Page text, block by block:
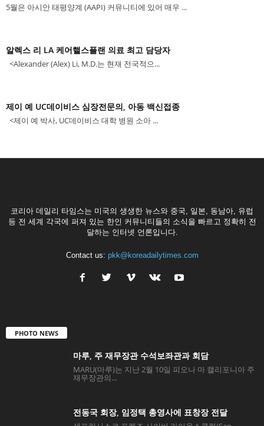
5월은 아시안 태평양계 (AAPI) 커뮤니티에 있어 매우 ...
알렉스 리 LA 케어핼스플랜 의료 최고 담당자
<Alexander (Alex) Li, M.D.는 현재 전국적으...
제이 예 UC데이비스 심장전문의, 아동 백신접종
<제이 예 박사, UC데이비스 대학 병원 소아 ...
코리아 데일리 타임스는 미국의 생생한 뉴스와 중국, 일본, 동남아, 유럽
등 전 세계 각국에 퍼져 있는 한인 커뮤니티들의 소식을 빠르고 정확히 전
달하는 인터넷 언론입니다.
Contact us: pkk@koreadailytimes.com
PHOTO NEWS
마루, 주 재무장관 수석보좌관과 회담
MARU(마루)는 지난 2월 10일 피오나 마 캘리포니아 주
재무장관의...
전동국 회장, 임정택 총영사에 표창장 전달